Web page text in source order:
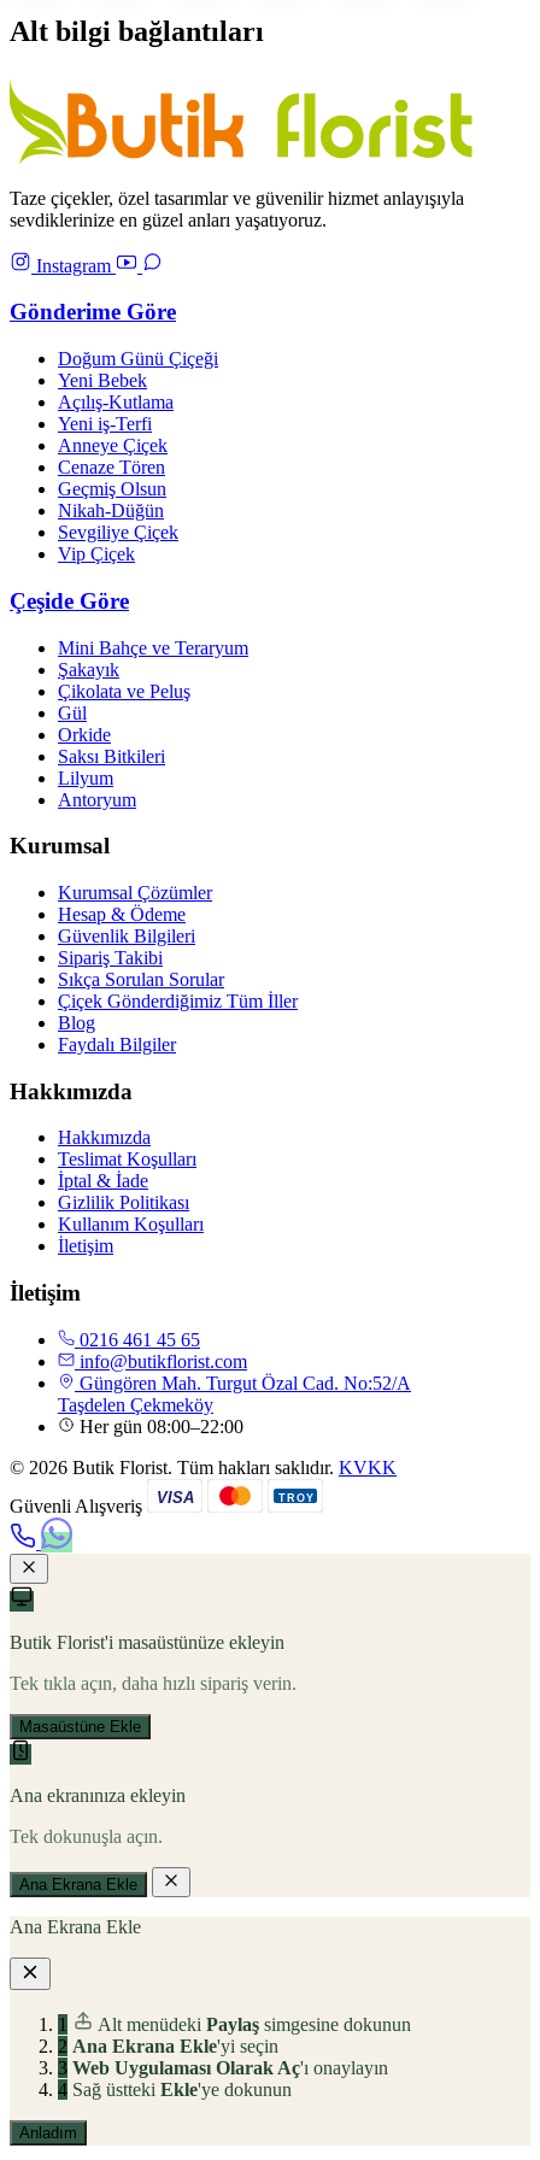
Alt bilgi bağlantıları
Taze çiçekler, özel tasarımlar ve güvenilir hizmet anlayışıyla
sevdiklerinize en güzel anları yaşatıyoruz.
Instagram
Gönderime Göre
Doğum Günü Çiçeği
Yeni Bebek
Açılış-Kutlama
Yeni iş-Terfi
Anneye Çiçek
Cenaze Tören
Geçmiş Olsun
Nikah-Düğün
Sevgiliye Çiçek
Vip Çiçek
Çeşide Göre
Mini Bahçe ve Teraryum
Şakayık
Çikolata ve Peluş
Gül
Orkide
Saksı Bitkileri
Lilyum
Antoryum
Kurumsal
Kurumsal Çözümler
Hesap & Ödeme
Güvenlik Bilgileri
Sipariş Takibi
Sıkça Sorulan Sorular
Çiçek Gönderdiğimiz Tüm İller
Blog
Faydalı Bilgiler
Hakkımızda
Hakkımızda
Teslimat Koşulları
İptal & İade
Gizlilik Politikası
Kullanım Koşulları
İletişim
İletişim
0216 461 45 65
info@butikflorist.com
Güngören Mah. Turgut Özal Cad. No:52/A
Taşdelen Çekmeköy
Her gün 08:00–22:00
© 2026 Butik Florist. Tüm hakları saklıdır. KVKK
Güvenli Alışveriş
VISA TROY
Butik Florist'i masaüstünüze ekleyin
Tek tıkla açın, daha hızlı sipariş verin.
Masaüstüne Ekle
Ana ekranınıza ekleyin
Tek dokunuşla açın.
Ana Ekrana Ekle
Ana Ekrana Ekle
1 Alt menüdeki Paylaş simgesine dokunun
2 Ana Ekrana Ekle'yi seçin
3 Web Uygulaması Olarak Aç'ı onaylayın
4 Sağ üstteki Ekle'ye dokunun
Anladım